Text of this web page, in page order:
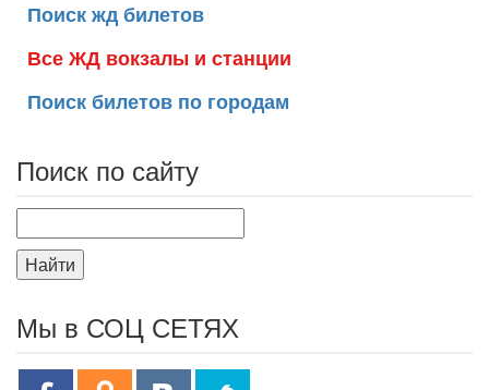
Поиск жд билетов
Все ЖД вокзалы и станции
Поиск билетов по городам
Поиск по сайту
Найти
Мы в СОЦ СЕТЯХ